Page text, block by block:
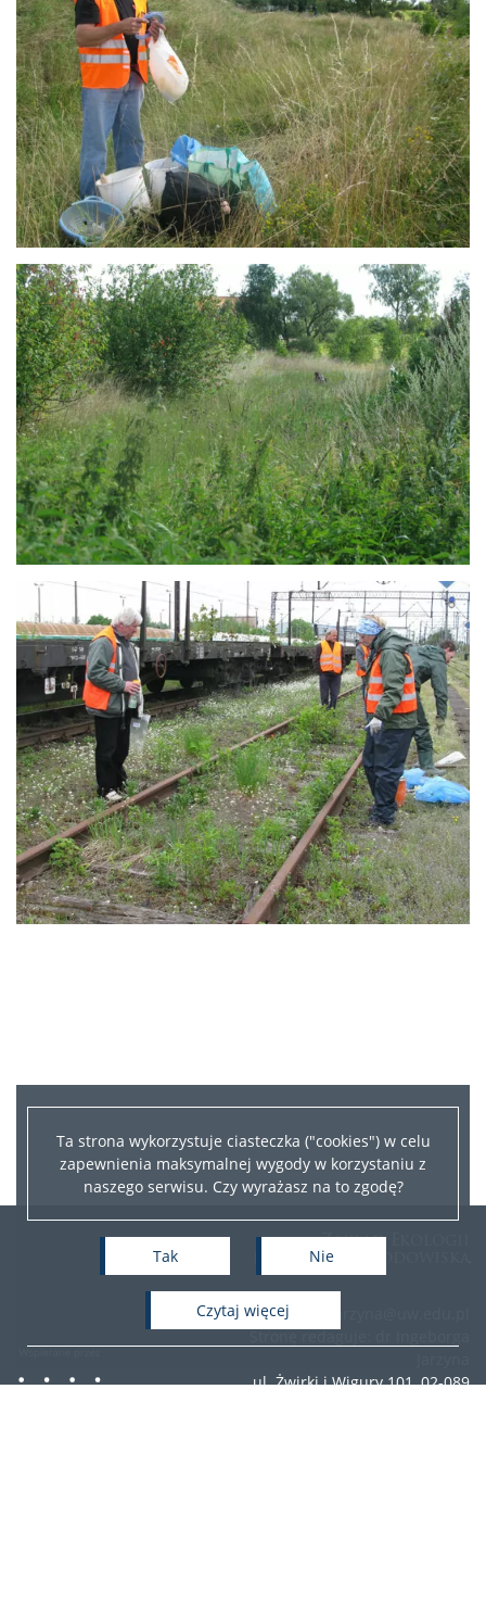
Ta strona wykorzystuje ciasteczka ("cookies") w celu
zapewnienia maksymalnej wygody w korzystaniu z
naszego serwisu. Czy wyrażasz na to zgodę?
Tak Nie
czytaj więcej
Zakład Ekologii
i Ochrony Środowiska
e-mail: i.jarzyna@uw.edu.pl
Stronę redaguje: dr Ingeborga
ul. Żwirki i Wigury 101, 02-089